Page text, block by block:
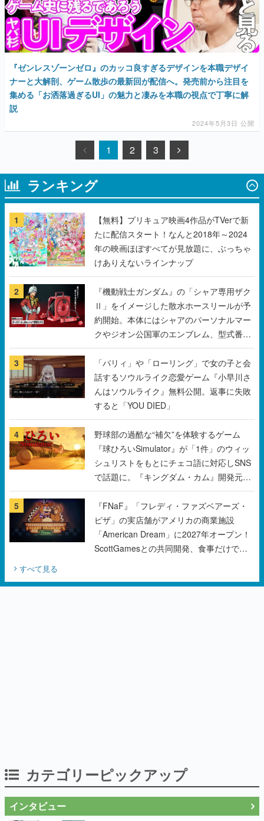
『ゼンレスゾーンゼロ』のカッコ良すぎるデザインを本職デザイ
ナーと大解剖、ゲーム散歩の最新回が配信へ。発売前から注目を
集める「お洒落過ぎるUI」の魅力と凄みを本職の視点で丁寧に解
説
2024年5月3日 公開
1 2 3
ランキング
1
【無料】プリキュア映画4作品がTVerで新
たに配信スタート！なんと2018年～2024
年の映画ほぼすべてが見放題に、ぶっちゃ
けありえないラインナップ
2
『機動戦士ガンダム』の「シャア専用ザク
Ⅱ」をイメージした散水ホースリールが予
約開始。本体にはシャアのパーソナルマー
クやジオン公国軍のエンブレム、型式番号
などを配置
3
「パリィ」や「ローリング」で女の子と会
話するソウルライク恋愛ゲーム『小早川さ
んはソウルライク』無料公開。返事に失敗
すると「YOU DIED」
4
野球部の過酷な“補欠”を体験するゲーム
『球ひろいSimulator』が「1件」のウィッ
シュリストをもとにチェコ語に対応しSNS
で話題に。『キングダム・カム』開発元や
チェコのプロ野球選手から称賛の声
5
『FNaF』「フレディ・ファズベアーズ・
ピザ」の実店舗がアメリカの商業施設
「American Dream」に2027年オープン！
ScottGamesとの共同開発、食事だけでな
すべて見る
カテゴリーピックアップ
インタビュー